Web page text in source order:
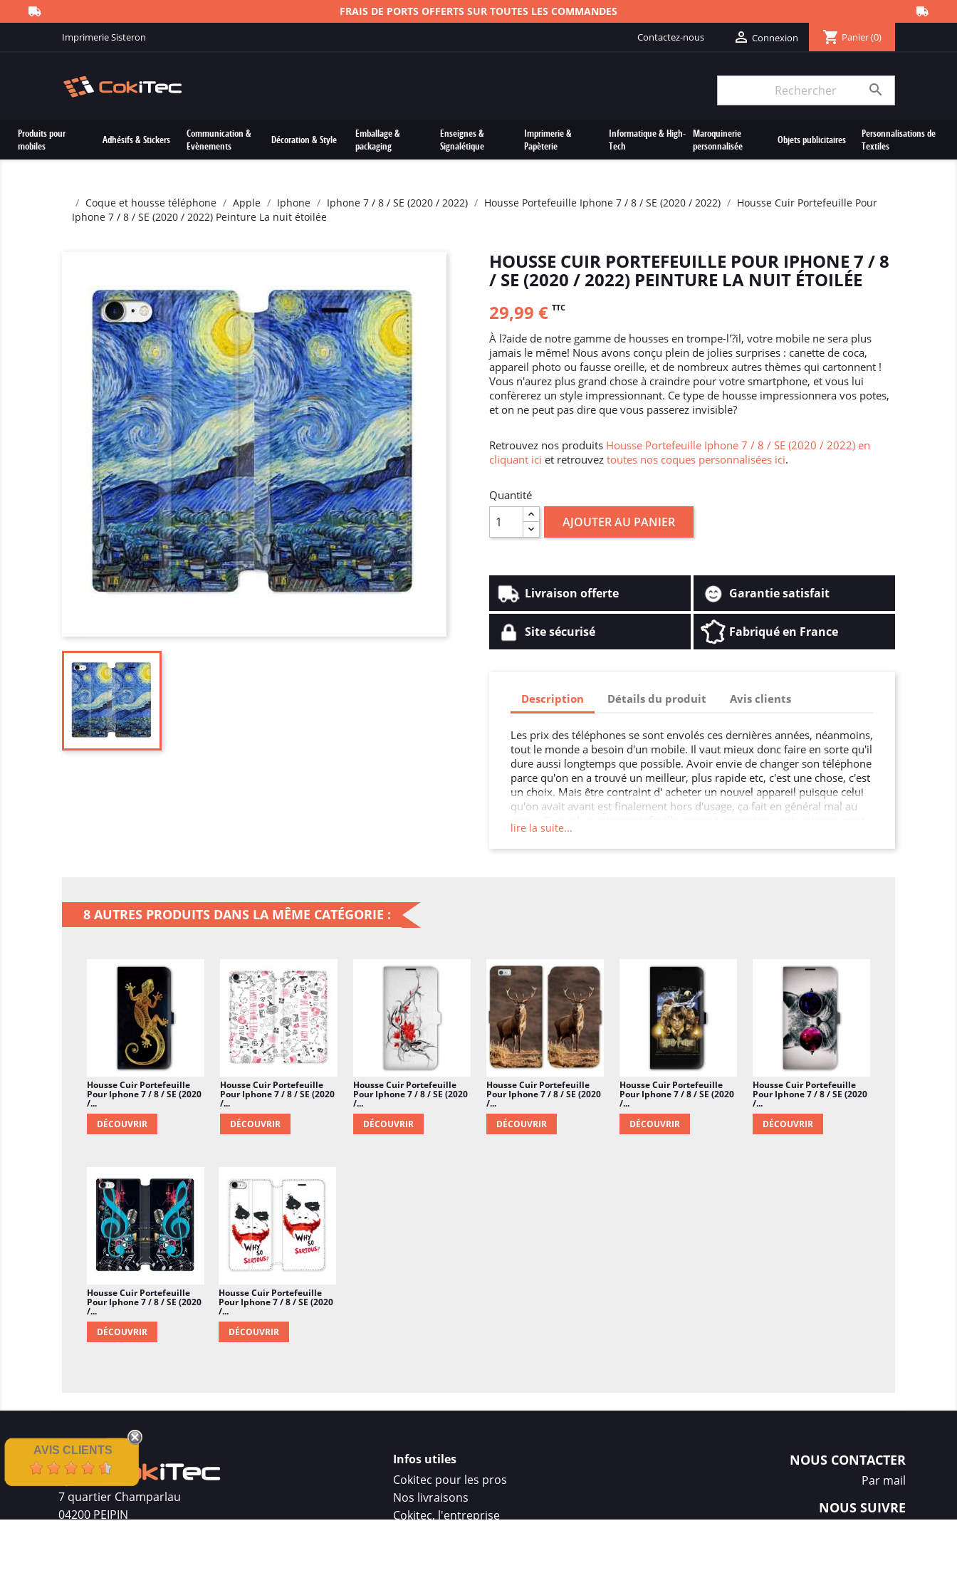
FRAIS DE PORTS OFFERTS SUR TOUTES LES COMMANDES
Imprimerie Sisteron Contactez-nous  Connexion shopping_cart Panier(0)

Produits pour
mobiles
Adhésifs & Stickers
Communication &
Evènements
Décoration & Style
Emballage &
packaging
Enseignes &
Signalétique
Imprimerie &
Papèterie
Informatique & High-
Tech
Maroquinerie
personnalisée
Objets publicitaires
Personnalisations de
Textiles
Coque et housse téléphone Apple Iphone Iphone 7 / 8 / SE (2020 / 2022) Housse Portefeuille Iphone 7 / 8 / SE (2020 / 2022)
Housse Cuir Portefeuille Pour
Iphone 7 / 8 / SE (2020 / 2022) Peinture La nuit étoilée
HOUSSE CUIR PORTEFEUILLE POUR IPHONE 7 / 8
/ SE (2020 / 2022) PEINTURE LA NUIT ÉTOILÉE
29,99 € TTC
À l?aide de notre gamme de housses en trompe-l'?il, votre mobile ne sera plus
jamais le même! Nous avons conçu plein de jolies surprises : canette de coca,
appareil photo ou fausse oreille, et de nombreux autres thèmes qui cartonnent !
Vous n'aurez plus grand chose à craindre pour votre smartphone, et vous lui
confèrerez un style impressionnant. Ce type de housse impressionnera vos potes,
et on ne peut pas dire que vous passerez invisible?
Retrouvez nos produits Housse Portefeuille Iphone 7 / 8 / SE (2020 / 2022) en
cliquant ici et retrouvez toutes nos coques personnalisées ici.
Quantité
AJOUTER AU PANIER
Livraison offerte Garantie satisfait
Site sécurisé Fabriqué en France
Description Détails du produit Avis clients
Les prix des téléphones se sont envolés ces dernières années, néanmoins,
tout le monde a besoin d'un mobile. Il vaut mieux donc faire en sorte qu'il
dure aussi longtemps que possible. Avoir envie de changer son téléphone
parce qu'on en a trouvé un meilleur, plus rapide etc, c'est une chose, c'est
un choix. Mais être contraint d' acheter un nouvel appareil puisque celui
qu'on avait avant est finalement hors d'usage, ça fait en général mal au
être une réelle épine dans le pied... Le mieux, donc, c'est de couvrir
efficacement votre mobile. Vous serez en mesure d'utiliser votre terminal
lire la suite...
8 AUTRES PRODUITS DANS LA MÊME CATÉGORIE :
Housse Cuir Portefeuille
Pour Iphone 7 / 8 / SE (2020
/...
DÉCOUVRIR
Housse Cuir Portefeuille
Pour Iphone 7 / 8 / SE (2020
/...
DÉCOUVRIR
Housse Cuir Portefeuille
Pour Iphone 7 / 8 / SE (2020
/...
DÉCOUVRIR
Housse Cuir Portefeuille
Pour Iphone 7 / 8 / SE (2020
/...
DÉCOUVRIR
Housse Cuir Portefeuille
Pour Iphone 7 / 8 / SE (2020
/...
DÉCOUVRIR
Housse Cuir Portefeuille
Pour Iphone 7 / 8 / SE (2020
/...
DÉCOUVRIR
Housse Cuir Portefeuille
Pour Iphone 7 / 8 / SE (2020
/...
DÉCOUVRIR
Housse Cuir Portefeuille
Pour Iphone 7 / 8 / SE (2020
/...
DÉCOUVRIR
7 quartier Champarlau
04200 PEIPIN
Infos utiles
Cokitec pour les pros
Nos livraisons
Cokitec, l'entreprise
NOUS CONTACTER
Par mail
NOUS SUIVRE
AVIS CLIENTS